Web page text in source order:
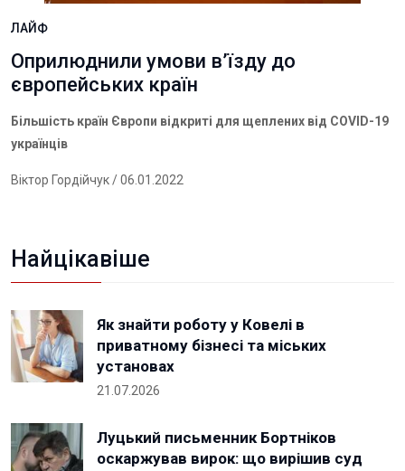
ЛАЙФ
Оприлюднили умови в’їзду до
європейських країн
Більшість країн Європи відкриті для щеплених від COVID-19
українців
Віктор Гордійчук/ 06.01.2022
Найцікавіше
Як знайти роботу у Ковелі в
приватному бізнесі та міських
установах
21.07.2026
Луцький письменник Бортніков
оскаржував вирок: що вирішив суд